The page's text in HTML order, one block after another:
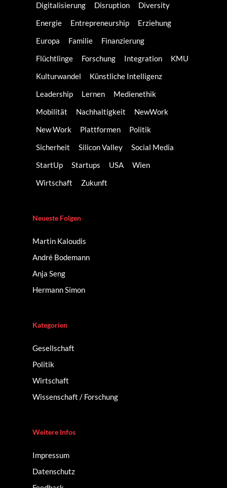
Digitalisierung
Disruption
Diversity
Energie
Entrepreneurship
Erziehung
Europa
Familie
Finanzierung
Flüchtlinge
Forschung Integration
KMU
Kulturwandel
Künstliche Intelligenz
Leadership
Lernen
Medienethik
Mobilität
Nachhaltigkeit
NewWork
New Work
Plattformen
Politik
Sicherheit
Silicon Valley
Social Media
StartUp
Startups USA
Wien
Wirtschaft
Zukunft
Neueste Folgen
Martin Kaloudis
André Bodemann
Anja Seng
Hermann Simon
Kategorien
Gesellschaft
Politik
Wirtschaft
Wissenschaft / Forschung
Weitere Infos
Impressum
Datenschutz